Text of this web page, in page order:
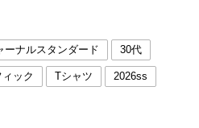
ーナルスタンダード 30代
ック Tシャツ 2026ss